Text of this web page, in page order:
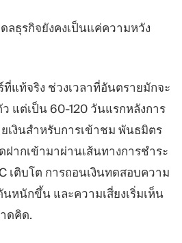
ดลธุรกิจยังคงเป็นแค่ความหวัง
ที่แท้จริง ช่วงเวลาที่อันตรายมักจะ
แต่เป็น 60-120 วันแรกหลังการ
เงินสำหรับการเข้าชม พันธมิตร
ากเข้ามาผ่านเส้นทางการชำระ
เติบโต การถอนเงินทดสอบความ
หนักขึ้น และความเสี่ยงเริ่มเห็น
ดคิด.